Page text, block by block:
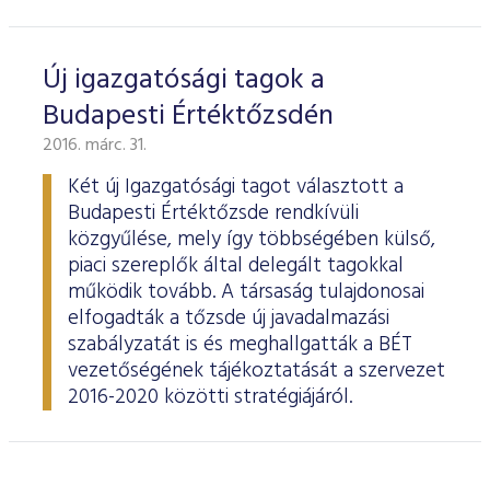
Új igazgatósági tagok a
Budapesti Értéktőzsdén
2016. márc. 31.
Két új Igazgatósági tagot választott a
Budapesti Értéktőzsde rendkívüli
közgyűlése, mely így többségében külső,
piaci szereplők által delegált tagokkal
működik tovább. A társaság tulajdonosai
elfogadták a tőzsde új javadalmazási
szabályzatát is és meghallgatták a BÉT
vezetőségének tájékoztatását a szervezet
2016-2020 közötti stratégiájáról.